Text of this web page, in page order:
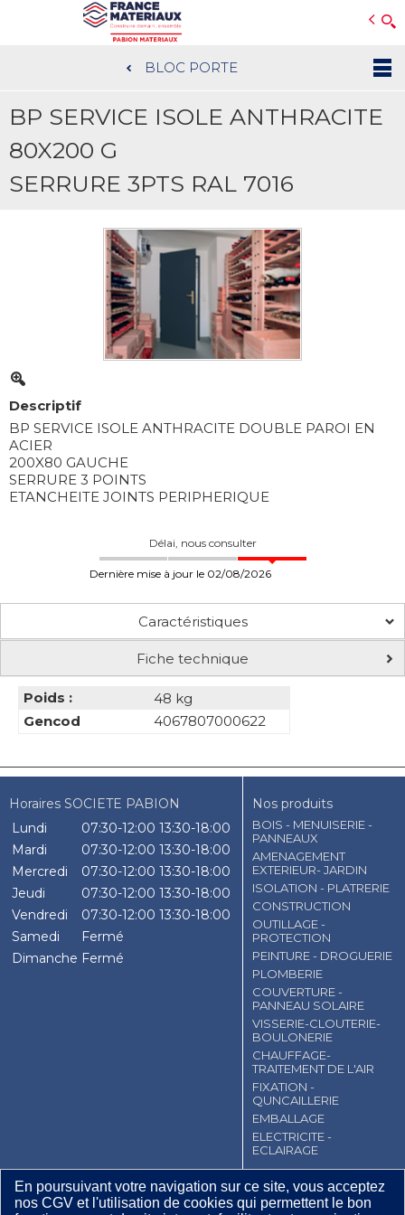
En poursuivant votre navigation sur ce site, vous acceptez
nos CGV et l'utilisation de cookies qui permettent le bon
au
contenu
BLOC PORTE
BP SERVICE ISOLE ANTHRACITE
80X200 G
SERRURE 3PTS RAL 7016
Descriptif
BP SERVICE ISOLE ANTHRACITE DOUBLE PAROI EN
ACIER
200X80 GAUCHE
SERRURE 3 POINTS
ETANCHEITE JOINTS PERIPHERIQUE
Délai, nous consulter
Dernière mise à jour le 02/08/2026
Caractéristiques
Fiche technique
Poids :
48 kg
Gencod
4067807000622
Horaires SOCIETE PABION
Lundi
07:30-12:00 13:30-18:00
Mardi
07:30-12:00 13:30-18:00
Mercredi
07:30-12:00 13:30-18:00
Jeudi
07:30-12:00 13:30-18:00
Vendredi
07:30-12:00 13:30-18:00
Samedi
Fermé
Dimanche Fermé
Nos produits
BOIS - MENUISERIE -
PANNEAUX
AMENAGEMENT
EXTERIEUR- JARDIN
ISOLATION - PLATRERIE
CONSTRUCTION
OUTILLAGE -
PROTECTION
PEINTURE - DROGUERIE
PLOMBERIE
COUVERTURE -
PANNEAU SOLAIRE
VISSERIE-CLOUTERIE-
BOULONERIE
CHAUFFAGE-
TRAITEMENT DE L'AIR
FIXATION -
QUNCAILLERIE
EMBALLAGE
ELECTRICITE -
ECLAIRAGE
CGV Contact
Mentions légales
Plan du site